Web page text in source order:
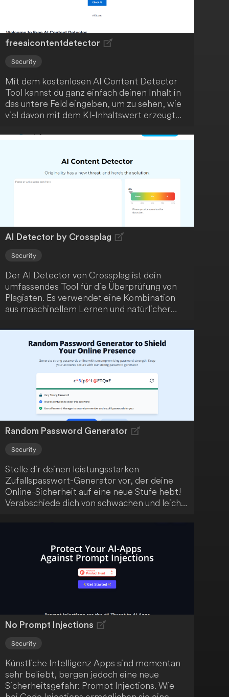
freeaicontentdetector
Security
Mit dem kostenlosen AI Content Detector
Tool kannst du ganz einfach deinen Inhalt in
das untere Feld eingeben, um zu sehen, wie
viel davon mit dem KI-Inhaltswert erzeugt
AI Detector by Crossplag
Security
Der AI Detector von Crossplag ist dein
umfassendes Tool für die Überprüfung von
Plagiaten. Es verwendet eine Kombination
aus maschinellem Lernen und natürlicher
Textes genau zu bestimmen. Crossplag gibt
dir volle Kontrolle über deine Daten und
demokratisiert damit die
Plagiatsüberprüfung.
Random Password Generator
Security
Stelle dir deinen leistungsstarken
Zufallspasswort-Generator vor, der deine
Online-Sicherheit auf eine neue Stufe hebt!
Verabschiede dich von schwachen und leicht
Blicken schützen.
No Prompt Injections
Security
Künstliche Intelligenz Apps sind momentan
sehr beliebt, bergen jedoch eine neue
Sicherheitsgefahr: Prompt Injections. Wie